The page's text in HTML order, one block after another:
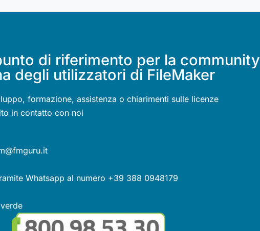
di riferimento per la community
degli utilizzatori di FileMaker
formazione, assistenza o chiarimenti sulle licenze
in contatto con noi
Whatsapp al numero +39 388 0948179